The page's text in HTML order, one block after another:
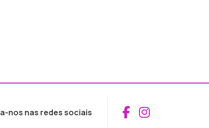
nos nas redes sociais Aceder ao
Aceder